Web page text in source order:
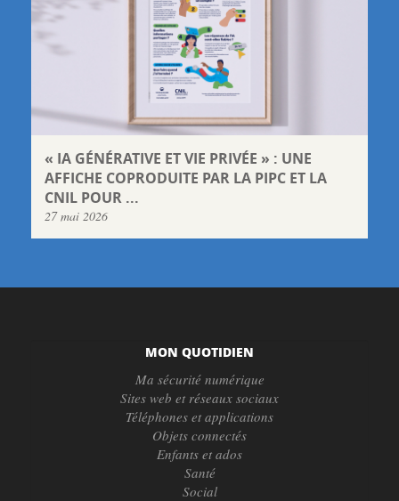
« IA GÉNÉRATIVE ET VIE PRIVÉE » : UNE
AFFICHE COPRODUITE PAR LA PIPC ET LA
CNIL POUR ...
27 mai 2026
MON QUOTIDIEN
Ma sécurité numérique
Sites web et réseaux sociaux
Téléphones et applications
Objets connectés
Enfants et ados
Santé
Social